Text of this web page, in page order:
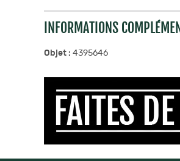
INFORMATIONS
Objet : 4395646